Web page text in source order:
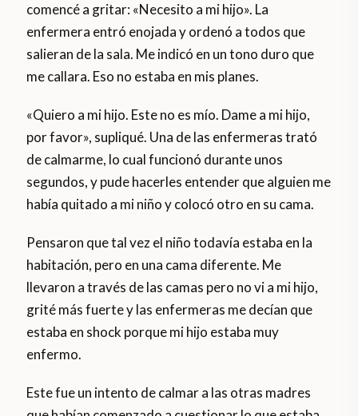
comencé a gritar: «Necesito a mi hijo». La
enfermera entró enojada y ordenó a todos que
salieran de la sala. Me indicó en un tono duro que
me callara. Eso no estaba en mis planes.
«Quiero a mi hijo. Este no es mío. Dame a mi hijo,
por favor», supliqué. Una de las enfermeras trató
de calmarme, lo cual funcionó durante unos
segundos, y pude hacerles entender que alguien me
había quitado a mi niño y colocó otro en su cama.
Pensaron que tal vez el niño todavía estaba en la
habitación, pero en una cama diferente. Me
llevaron a través de las camas pero no vi a mi hijo,
grité más fuerte y las enfermeras me decían que
estaba en shock porque mi hijo estaba muy
enfermo.
Este fue un intento de calmar a las otras madres